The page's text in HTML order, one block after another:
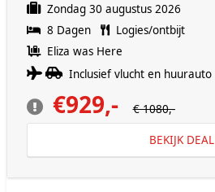
Zondag 30 augustus 2026
8 Dagen
Logies/ontbijt
Eliza was Here
Inclusief vlucht en huurauto
€929,- € 1080,-
BEKIJK DEAL